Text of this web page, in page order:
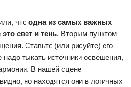
что одна из самых важных
свет и тень. Вторым пунктом
Ставьте (или рисуйте) его
надо тыкать источники освещения,
В нашей сцене
но находятся они в логичных